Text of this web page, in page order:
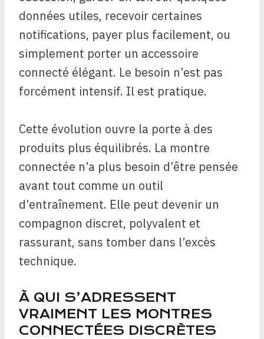
données utiles, recevoir certaines
notifications, payer plus facilement, ou
simplement porter un accessoire
connecté élégant. Le besoin n’est pas
forcément intensif. Il est pratique.
Cette évolution ouvre la porte à des
produits plus équilibrés. La montre
connectée n’a plus besoin d’être pensée
avant tout comme un outil
d’entraînement. Elle peut devenir un
compagnon discret, polyvalent et
rassurant, sans tomber dans l’excès
technique.
À QUI S’ADRESSENT
VRAIMENT LES MONTRES
CONNECTÉES DISCRÈTES